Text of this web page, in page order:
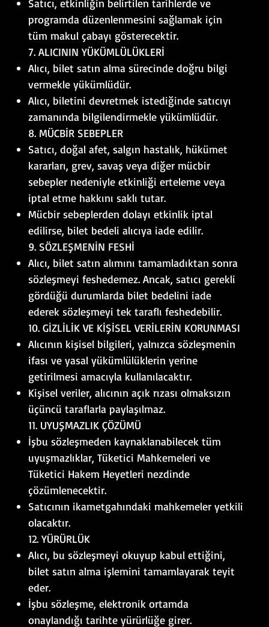
Satıcı, etkinliğin belirtilen tarihlerde ve
programda düzenlenmesini sağlamak için
tüm makul çabayı gösterecektir.
7. ALICININ YÜKÜMLÜLÜKLERİ
Alıcı, bilet satın alma sürecinde doğru bilgi
vermekle yükümlüdür.
Alıcı, biletini devretmek istediğinde satıcıyı
zamanında bilgilendirmekle yükümlüdür.
8. MÜCBİR SEBEPLER
Satıcı, doğal afet, salgın hastalık, hükümet
kararları, grev, savaş veya diğer mücbir
sebepler nedeniyle etkinliği erteleme veya
iptal etme hakkını saklı tutar.
Mücbir sebeplerden dolayı etkinlik iptal
edilirse, bilet bedeli alıcıya iade edilir.
9. SÖZLEŞMENİN FESHİ
Alıcı, bilet satın alımını tamamladıktan sonra
sözleşmeyi feshedemez. Ancak, satıcı gerekli
gördüğü durumlarda bilet bedelini iade
ederek sözleşmeyi tek taraflı feshedebilir.
10. GİZLİLİK VE KİŞİSEL VERİLERİN KORUNMASI
Alıcının kişisel bilgileri, yalnızca sözleşmenin
ifası ve yasal yükümlülüklerin yerine
getirilmesi amacıyla kullanılacaktır.
Kişisel veriler, alıcının açık rızası olmaksızın
üçüncü taraflarla paylaşılmaz.
11. UYUŞMAZLIK ÇÖZÜMÜ
İşbu sözleşmeden kaynaklanabilecek tüm
uyuşmazlıklar, Tüketici Mahkemeleri ve
Tüketici Hakem Heyetleri nezdinde
çözümlenecektir.
Satıcının ikametgahındaki mahkemeler yetkili
olacaktır.
12. YÜRÜRLÜK
Alıcı, bu sözleşmeyi okuyup kabul ettiğini,
bilet satın alma işlemini tamamlayarak teyit
eder.
İşbu sözleşme, elektronik ortamda
onaylandığı tarihte yürürlüğe girer.